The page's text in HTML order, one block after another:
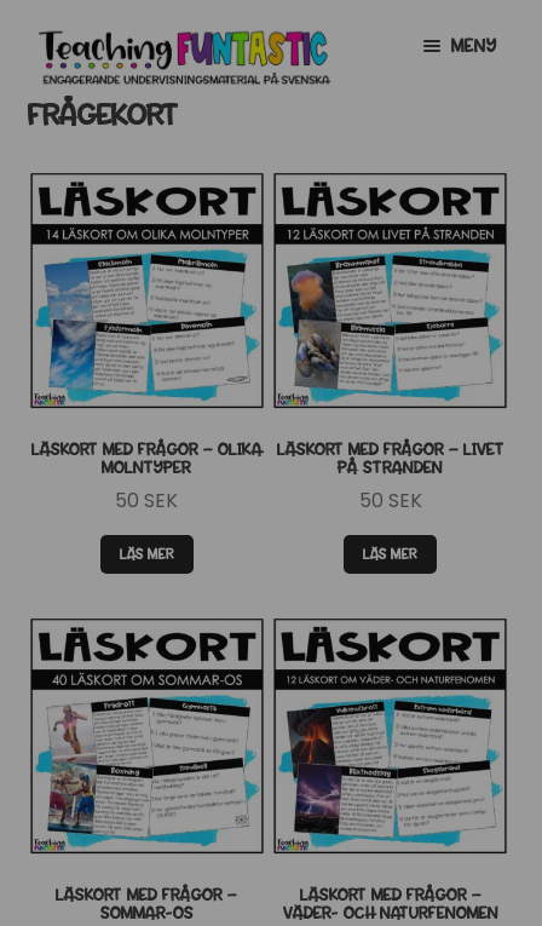
Hoppa
till
navigering
Gå
till
innehåll
MENY
INFO
MITT KONTO
GRATISMATERIAL
EXPANDERA
UNDERMENY
BUTIK
LICENSER
EXPANDERA
UNDERMENY
FRÅGEKORT
LÄSKORT MED FRÅGOR – OLIKA
MOLNTYPER
50 SEK
LÄS MER
LÄSKORT MED FRÅGOR – LIVET
PÅ STRANDEN
50 SEK
LÄS MER
LÄSKORT MED FRÅGOR –
SOMMAR-OS
LÄSKORT MED FRÅGOR –
VÄDER- OCH NATURFENOMEN